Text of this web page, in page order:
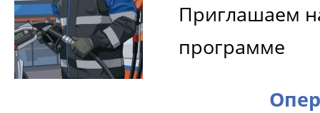
Приглашаем
программе